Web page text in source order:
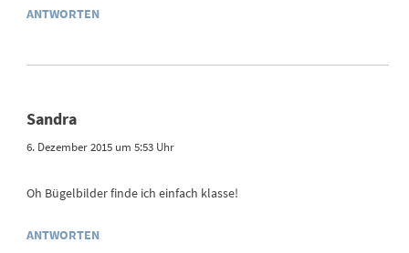
ANTWORTEN
Sandra
6. Dezember 2015 um 5:53 Uhr
Oh Bügelbilder finde ich einfach klasse!
ANTWORTEN